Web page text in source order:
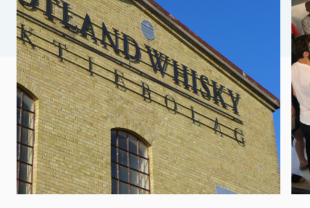
Aktiviteter
Sustainable Plejs
Möten & kongresser
Hansestaden världsarv
Gotlands kulturarv
Almedalsveckan
Medeltidsveckan
→ Gutamål och gotländska
Allt om bostad
→ Hyra bostad
→ Köpa bostad
→ Bygga hus
Allt om livet på Ön
→ Fritidsliv